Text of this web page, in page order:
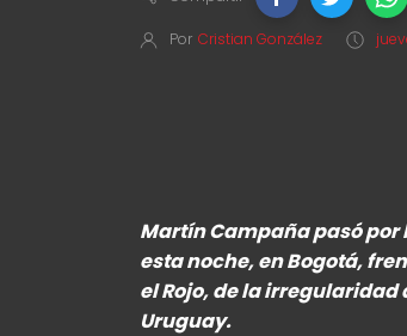
Por Cristian González
Martín Campaña pasó por
esta noche, en Bogotá,
el Rojo, de la
Uruguay.